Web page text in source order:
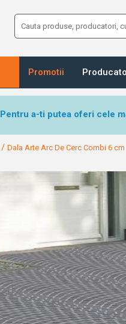
Promotii
Pentru a-ti putea oferi cele
/Dala Arte Arc De Cerc Combi 6 cm